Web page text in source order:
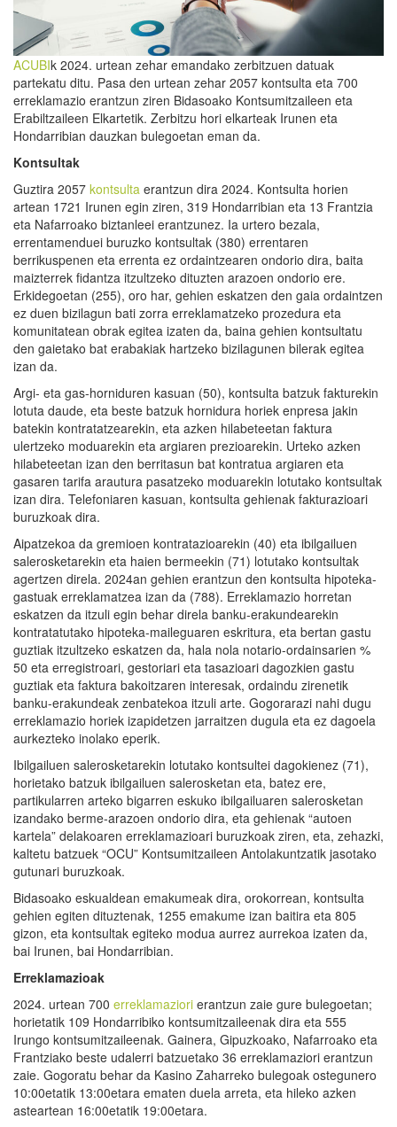
ACUBIk 2024. urtean zehar emandako zerbitzuen datuak
partekatu ditu. Pasa den urtean zehar 2057 kontsulta eta 700
erreklamazio erantzun ziren Bidasoako Kontsumitzaileen eta
Erabiltzaileen Elkartetik. Zerbitzu hori elkarteak Irunen eta
Hondarribian dauzkan bulegoetan eman da.
Kontsultak
Guztira 2057 kontsulta erantzun dira 2024. Kontsulta horien
artean 1721 Irunen egin ziren, 319 Hondarribian eta 13 Frantzia
eta Nafarroako biztanleei erantzunez. Ia urtero bezala,
errentamenduei buruzko kontsultak (380) errentaren
berrikuspenen eta errenta ez ordaintzearen ondorio dira, baita
maizterrek fidantza itzultzeko dituzten arazoen ondorio ere.
Erkidegoetan (255), oro har, gehien eskatzen den gaia ordaintzen
ez duen bizilagun bati zorra erreklamatzeko prozedura eta
komunitatean obrak egitea izaten da, baina gehien kontsultatu
den gaietako bat erabakiak hartzeko bizilagunen bilerak egitea
izan da.
Argi- eta gas-horniduren kasuan (50), kontsulta batzuk fakturekin
lotuta daude, eta beste batzuk hornidura horiek enpresa jakin
batekin kontratatzearekin, eta azken hilabeteetan faktura
ulertzeko moduarekin eta argiaren prezioarekin. Urteko azken
hilabeteetan izan den berritasun bat kontratua argiaren eta
gasaren tarifa arautura pasatzeko moduarekin lotutako kontsultak
izan dira. Telefoniaren kasuan, kontsulta gehienak fakturazioari
buruzkoak dira.
Aipatzekoa da gremioen kontratazioarekin (40) eta ibilgailuen
salerosketarekin eta haien bermeekin (71) lotutako kontsultak
agertzen direla. 2024an gehien erantzun den kontsulta hipoteka-
gastuak erreklamatzea izan da (788). Erreklamazio horretan
eskatzen da itzuli egin behar direla banku-erakundearekin
kontratatutako hipoteka-maileguaren eskritura, eta bertan gastu
guztiak itzultzeko eskatzen da, hala nola notario-ordainsarien %
50 eta erregistroari, gestoriari eta tasazioari dagozkien gastu
guztiak eta faktura bakoitzaren interesak, ordaindu zirenetik
banku-erakundeak zenbatekoa itzuli arte. Gogorarazi nahi dugu
erreklamazio horiek izapidetzen jarraitzen dugula eta ez dagoela
aurkezteko inolako eperik.
Ibilgailuen salerosketarekin lotutako kontsultei dagokienez (71),
horietako batzuk ibilgailuen salerosketan eta, batez ere,
partikularren arteko bigarren eskuko ibilgailuaren salerosketan
izandako berme-arazoen ondorio dira, eta gehienak “autoen
kartela” delakoaren erreklamazioari buruzkoak ziren, eta, zehazki,
kaltetu batzuek “OCU” Kontsumitzaileen Antolakuntzatik jasotako
gutunari buruzkoak.
Bidasoako eskualdean emakumeak dira, orokorrean, kontsulta
gehien egiten dituztenak, 1255 emakume izan baitira eta 805
gizon, eta kontsultak egiteko modua aurrez aurrekoa izaten da,
bai Irunen, bai Hondarribian.
Erreklamazioak
2024. urtean 700 erreklamaziori erantzun zaie gure bulegoetan;
horietatik 109 Hondarribiko kontsumitzaileenak dira eta 555
Irungo kontsumitzaileenak. Gainera, Gipuzkoako, Nafarroako eta
Frantziako beste udalerri batzuetako 36 erreklamaziori erantzun
zaie. Gogoratu behar da Kasino Zaharreko bulegoak ostegunero
10:00etatik 13:00etara ematen duela arreta, eta hileko azken
asteartean 16:00etatik 19:00etara.